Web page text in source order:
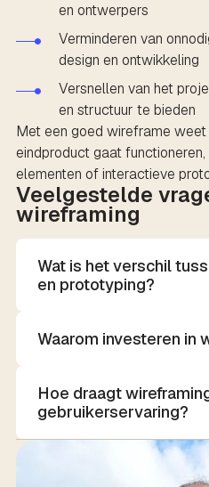
en ontwerpers
Verminderen van
design en ontwikkeling
Versnellen van het
en structuur te bieden
Met een goed wireframe
eindproduct gaat
elementen of interactieve
Veelgestelde
wireframing
Wat is het verschil
en prototyping?
Waarom investeren in
Hoe draagt
gebruikerservaring?